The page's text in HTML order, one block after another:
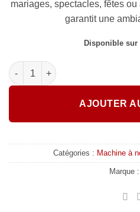
mariages, spectacles, fêtes
garantit une
Disponible sur
quantité de ADJ - VF SNOW
AJOUTER
Catégories : Machine à
Marque :